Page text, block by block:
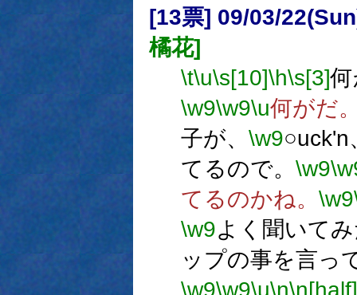
[13票] 09/03/
橘花]
\t\u\s[10]\h\s[3]
\w9\w9\u何がだ
子が、 \w9○uck'n
てるので。 \w9
てるのかね。 \w9
\w9よく聞いて
ップの事を言っ
\w9\w9\u\n\n[half]